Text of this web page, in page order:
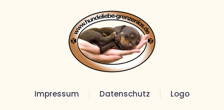
Impressum Datenschutz Logo